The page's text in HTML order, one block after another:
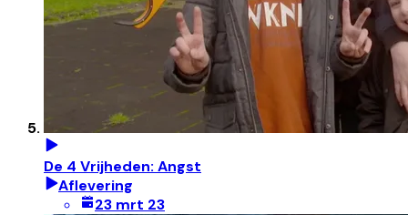
De 4 Vrijheden: Angst
Aflevering
23 mrt 23